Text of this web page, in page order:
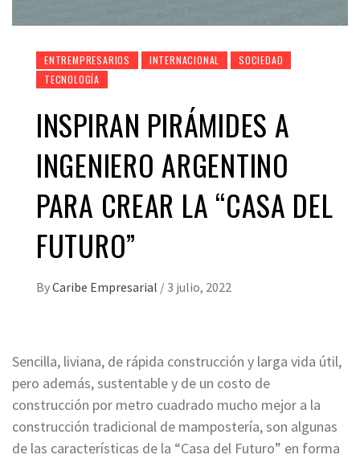
ENTREMPRESARIOS INTERNACIONAL
SOCIEDAD
TECNOLOGÍA
INSPIRAN PIRÁMIDES A
INGENIERO ARGENTINO
PARA CREAR LA “CASA DEL
FUTURO”
ByCaribe Empresarial / 3 julio, 2022
Sencilla, liviana, de rápida construcción y larga vida útil,
pero además, sustentable y de un costo de
construcción por metro cuadrado mucho mejor a la
construcción tradicional de mampostería, son algunas
de las características de la “Casa del Futuro” en forma